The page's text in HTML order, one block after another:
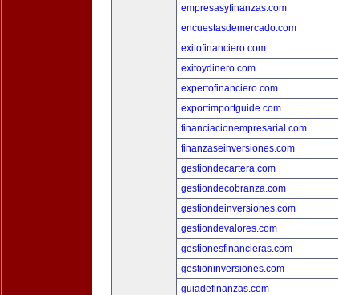
empresasyfinanzas.com
encuestasdemercado.com
exitofinanciero.com
exitoydinero.com
expertofinanciero.com
exportimportguide.com
financiacionempresarial.com
finanzaseinversiones.com
gestiondecartera.com
gestiondecobranza.com
gestiondeinversiones.com
gestiondevalores.com
gestionesfinancieras.com
gestioninversiones.com
guiadefinanzas.com